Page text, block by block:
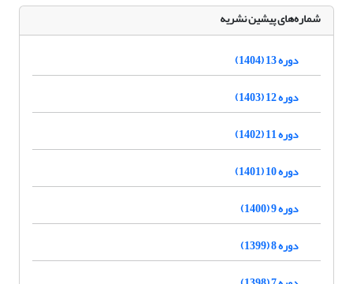
شماره‌های پیشین نشریه
دوره 13 (1404)
دوره 12 (1403)
دوره 11 (1402)
دوره 10 (1401)
دوره 9 (1400)
دوره 8 (1399)